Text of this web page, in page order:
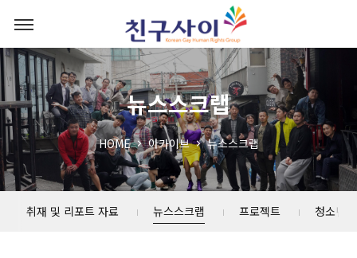
뉴스스크랩
HOME 아카이브 뉴스스크랩
취재 및 리포트 자료 뉴스스크랩 프로젝트 청소년